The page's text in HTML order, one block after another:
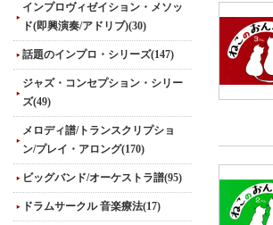
インプロヴィゼイション・メソッ
ド(即興演奏/アドリブ)(30)
話題のインプロ・シリーズ(147)
ジャズ・コンセプション・シリー
ズ(49)
メロディ譜/トランスクリプショ
ン/プレイ・アロング(170)
ビッグバンド/オーケストラ譜(95)
ドラムサークル 音楽療法(17)